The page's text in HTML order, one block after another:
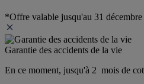
*Offre valable jusqu'au 31
Garantie des accidents de la vie
En ce moment, jusqu'à 2  mois de